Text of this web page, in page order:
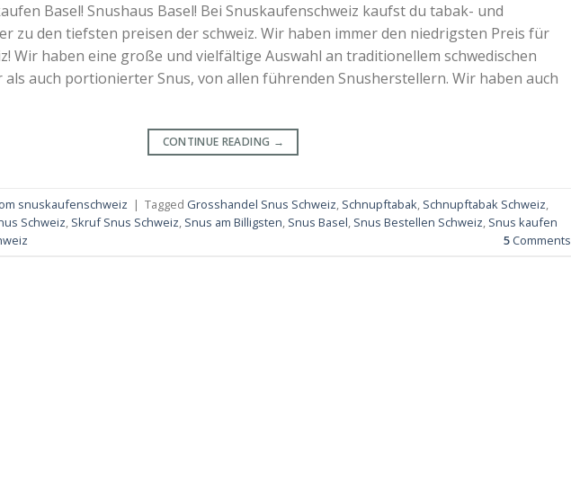
Basel! Snushaus Basel! Bei Snuskaufenschweiz kaufst du tabak- und
zu den tiefsten preisen der schweiz. Wir haben immer den niedrigsten Preis für
Wir haben eine große und vielfältige Auswahl an traditionellem schwedischen
als auch portionierter Snus, von allen führenden Snusherstellern. Wir haben auch
CONTINUE READING →
snuskaufenschweiz | Tagged Grosshandel Snus Schweiz, Schnupftabak, Schnupftabak Schweiz,
Schweiz, Skruf Snus Schweiz, Snus am Billigsten, Snus Basel, Snus Bestellen Schweiz, Snus kaufen
5Comments